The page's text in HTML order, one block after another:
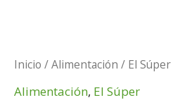
Inicio /Alimentación / El Súper
Alimentación, El Súper